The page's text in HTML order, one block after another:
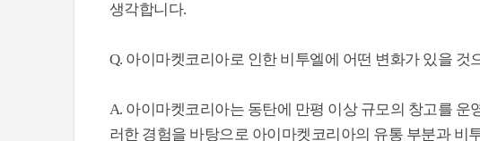
생각합니다.
Q. 아이마켓코리아로 인한 비투엘에 어떤 변화가 있을 것
A. 아이마켓코리아는 동탄에 만평 이상 규모의 창고를 운
러한 경험을 바탕으로 아이마켓코리아의 유통 부분과 비